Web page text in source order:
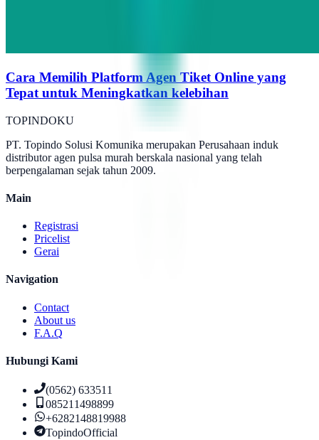
Cara Memilih Platform Agen Tiket Online yang
Tepat untuk Meningkatkan kelebihan
TOPINDOKU
PT. Topindo Solusi Komunika merupakan Perusahaan induk
distributor agen pulsa murah berskala nasional yang telah
berpengalaman sejak tahun 2009.
Main
Registrasi
Pricelist
Gerai
Navigation
Contact
About us
F.A.Q
Hubungi Kami
(0562) 633511
085211498899
+6282148819988
TopindoOfficial